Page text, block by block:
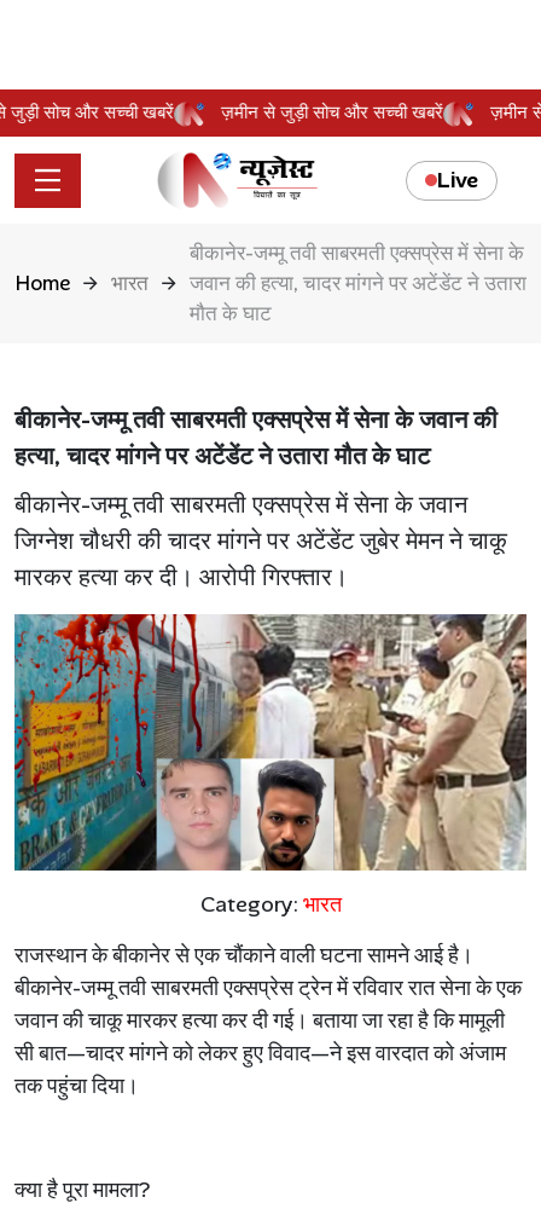
से जुड़ी सोच और सच्ची खबरें ज़मीन से जुड़ी सोच और सच्ची खबरें
Live
Home भारत
बीकानेर-जम्मू तवी साबरमती एक्सप्रेस में सेना के
जवान की हत्या, चादर मांगने पर अटेंडेंट ने उतारा
मौत के घाट
बीकानेर-जम्मू तवी साबरमती एक्सप्रेस में सेना के जवान की
हत्या, चादर मांगने पर अटेंडेंट ने उतारा मौत के घाट
बीकानेर-जम्मू तवी साबरमती एक्सप्रेस में सेना के जवान
जिग्नेश चौधरी की चादर मांगने पर अटेंडेंट जुबेर मेमन ने चाकू
मारकर हत्या कर दी। आरोपी गिरफ्तार।
Category: भारत
राजस्थान के बीकानेर से एक चौंकाने वाली घटना सामने आई है।
बीकानेर-जम्मू तवी साबरमती एक्सप्रेस ट्रेन में रविवार रात सेना के एक
जवान की चाकू मारकर हत्या कर दी गई। बताया जा रहा है कि मामूली
सी बात—चादर मांगने को लेकर हुए विवाद—ने इस वारदात को अंजाम
तक पहुंचा दिया।
क्या है पूरा मामला?